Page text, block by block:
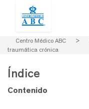
Centro Médico ABC >
traumática crónica
Índice
Contenido